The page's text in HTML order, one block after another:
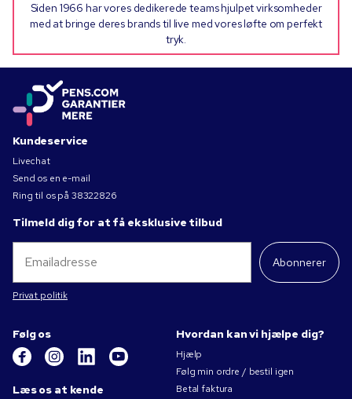
Siden 1966 har vores dedikerede teams hjulpet virksomheder
med at bringe deres brands til live med vores løfte om perfekt
tryk.
Kundeservice
Livechat
Send os en e-mail
Ring til os på 38322826
Tilmeld dig for at få eksklusive tilbud
Abonnerer
Privat politik
Følg os
Læs os at kende
Hvordan kan vi hjælpe dig?
Hjælp
Følg min ordre / bestil igen
Betal faktura